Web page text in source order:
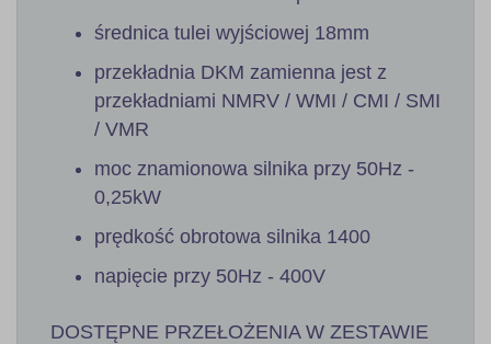
średnica tulei wyjściowej 18mm
przekładnia DKM zamienna jest z
przekładniami NMRV / WMI / CMI / SMI
/ VMR
moc znamionowa silnika przy 50Hz -
0,25kW
prędkość obrotowa silnika 1400
napięcie przy 50Hz - 400V
DOSTĘPNE PRZEŁOŻENIA W ZESTAWIE